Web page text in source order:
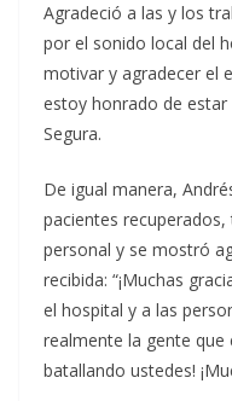
Agradeció a las y los
por el sonido local del
motivar y agradecer el
estoy honrado de estar
Segura.
De igual manera,
pacientes
personal y se mostró
recibida: “¡Muchas
el hospital y a las
realmente la gente
batallando ustedes!